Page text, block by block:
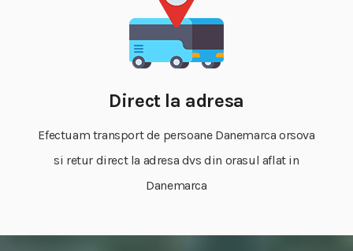
Direct la adresa
Efectuam transport de persoane Danemarca orsova
si retur direct la adresa dvs din orasul aflat in
Danemarca